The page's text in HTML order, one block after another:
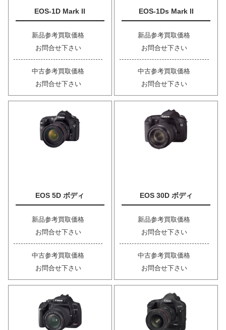
EOS-1D Mark II
新品参考買取価格
お問合せ下さい
中古参考買取価格
お問合せ下さい
EOS-1Ds Mark II
新品参考買取価格
お問合せ下さい
中古参考買取価格
お問合せ下さい
EOS 5D ボディ
新品参考買取価格
お問合せ下さい
中古参考買取価格
お問合せ下さい
EOS 30D ボディ
新品参考買取価格
お問合せ下さい
中古参考買取価格
お問合せ下さい